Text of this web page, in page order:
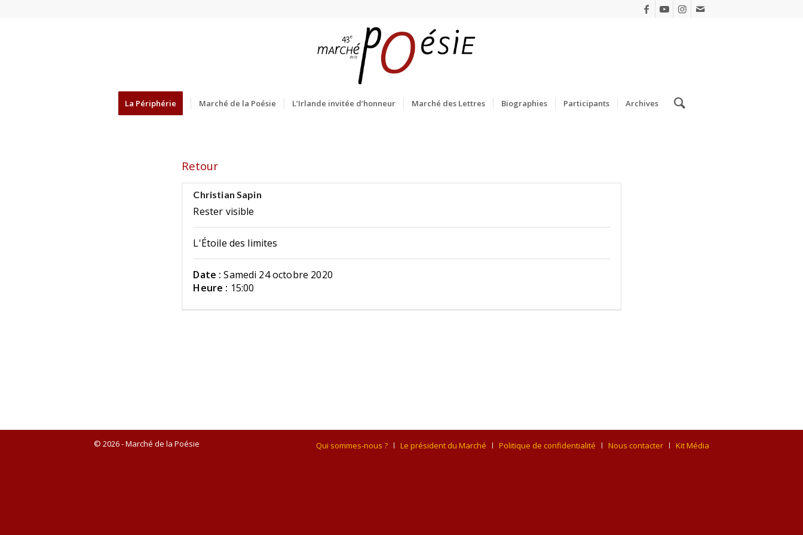
La Périphérie Marché de la Poésie L’Irlande invitée d’honneur Marché des Lettres Biographies Participants Archives
Retour
Christian Sapin
Rester visible
L'Étoile des limites
Date : Samedi 24 octobre 2020
Heure : 15:00
© 2026 - Marché de la Poésie Qui sommes-nous ? Le président du Marché Politique de confidentialité Nous contacter Kit Média